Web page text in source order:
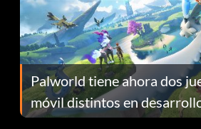
Palworld tiene ahora dos
móvil distintos en
continuación te explicamos